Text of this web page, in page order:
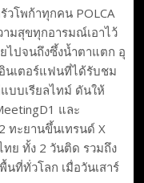
โพก้าทุกคน POLCA
ามสุขทุกอารมณ์เอาไว้
ไปจนถึงซึ้งน้ำตาแตก อุ
นเตอร์แฟนที่ได้รับชม
บบเรียลไทม์ ดันให้
และ
ทะยานขึ้นเทรนด์ X
ทย ทั้ง 2 วันติด รวมถึง
ที่ทั่วโลก เมื่อวันเสาร์